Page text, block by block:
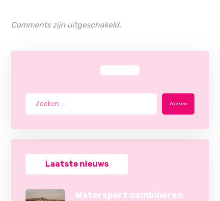
Comments zijn uitgeschakeld.
Zoeken
Laatste nieuws
Watersport combineren